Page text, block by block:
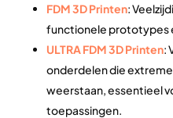
FDM 3D Printen:
functionele prototypes
ULTRA FDM 3D Printen:
onderdelen die
weerstaan, essentieel
toepassingen.